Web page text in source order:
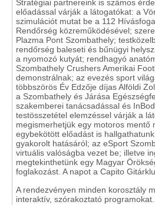
Stratégiai partnereink is számos
előadással várják a látogatókat: a
szimulációt mutat be a 112
Rendőrség közreműködésével;
Plazma Pont Szombathely;
rendőrség baleseti és bűnügyi
a nyomozó kutyát; rendhagyó
Szombathely Crushers Amerikai
demonstrálnak; az evezés sport
többszörös Év Edzője díjas Alföldi
a Szombathely és Járása
szakemberei tanácsadással és
testösszetétel elemzéssel várják a
megismerhetjük egy motoros mentő
egybekötött előadást is
gyakorolt hatásáról; az eSport
virtuális valóságba vezet be; illetve
megtekinthetünk egy Magyar
foglakozást. A napot a Capito
A rendezvényen minden korosztály
interaktív, szórakoztató programokat.